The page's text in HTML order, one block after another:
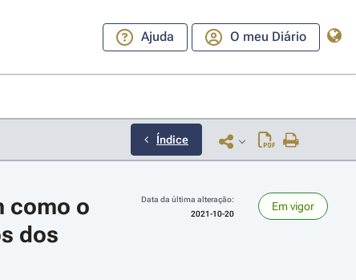
Ajuda O meu Diário
Índice
como o
dos
Data da última alteração:
2021-10-20
Em vigor